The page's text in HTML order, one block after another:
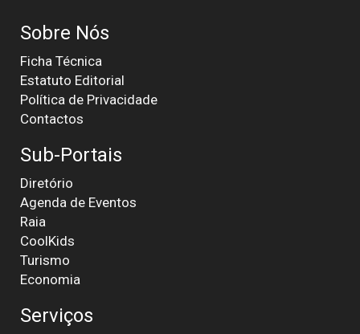
Sobre Nós
Ficha Técnica
Estatuto Editorial
Política de Privacidade
Contactos
Sub-Portais
Diretório
Agenda de Eventos
Raia
CoolKids
Turismo
Economia
Serviços